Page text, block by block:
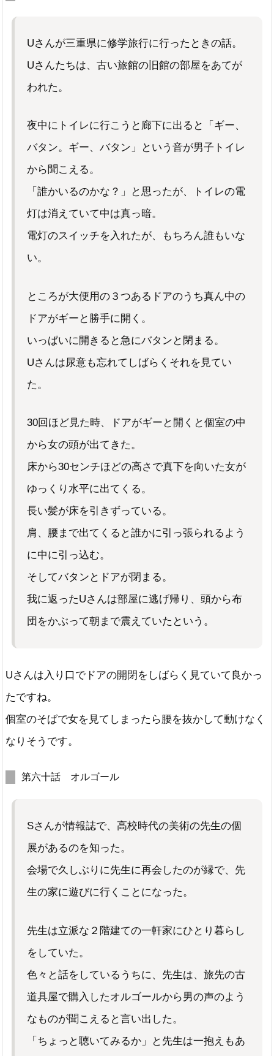
Uさんが三重県に修学旅行に行ったときの話。
Uさんたちは、古い旅館の旧館の部屋をあてが
われた。
夜中にトイレに行こうと廊下に出ると「ギー、
バタン。ギー、バタン」という音が男子トイレ
から聞こえる。
「誰かいるのかな？」と思ったが、トイレの電
灯は消えていて中は真っ暗。
電灯のスイッチを入れたが、もちろん誰もいな
い。
ところが大便用の３つあるドアのうち真ん中の
ドアがギーと勝手に開く。
いっぱいに開きると急にバタンと閉まる。
Uさんは尿意も忘れてしばらくそれを見てい
た。
30回ほど見た時、ドアがギーと開くと個室の中
から女の頭が出てきた。
床から30センチほどの高さで真下を向いた女が
ゆっくり水平に出てくる。
長い髪が床を引きずっている。
肩、腰まで出てくると誰かに引っ張られるよう
に中に引っ込む。
そしてバタンとドアが閉まる。
我に返ったUさんは部屋に逃げ帰り、頭から布
団をかぶって朝まで震えていたという。
Uさんは入り口でドアの開閉をしばらく見ていて良かっ
たですね。
個室のそばで女を見てしまったら腰を抜かして動けなく
なりそうです。
第六十話 オルゴール
Sさんが情報誌で、高校時代の美術の先生の個
展があるのを知った。
会場で久しぶりに先生に再会したのが縁で、先
生の家に遊びに行くことになった。
先生は立派な２階建ての一軒家にひとり暮らし
をしていた。
色々と話をしているうちに、先生は、旅先の古
道具屋で購入したオルゴールから男の声のよう
なものが聞こえると言い出した。
「ちょっと聴いてみるか」と先生は一抱えもあ